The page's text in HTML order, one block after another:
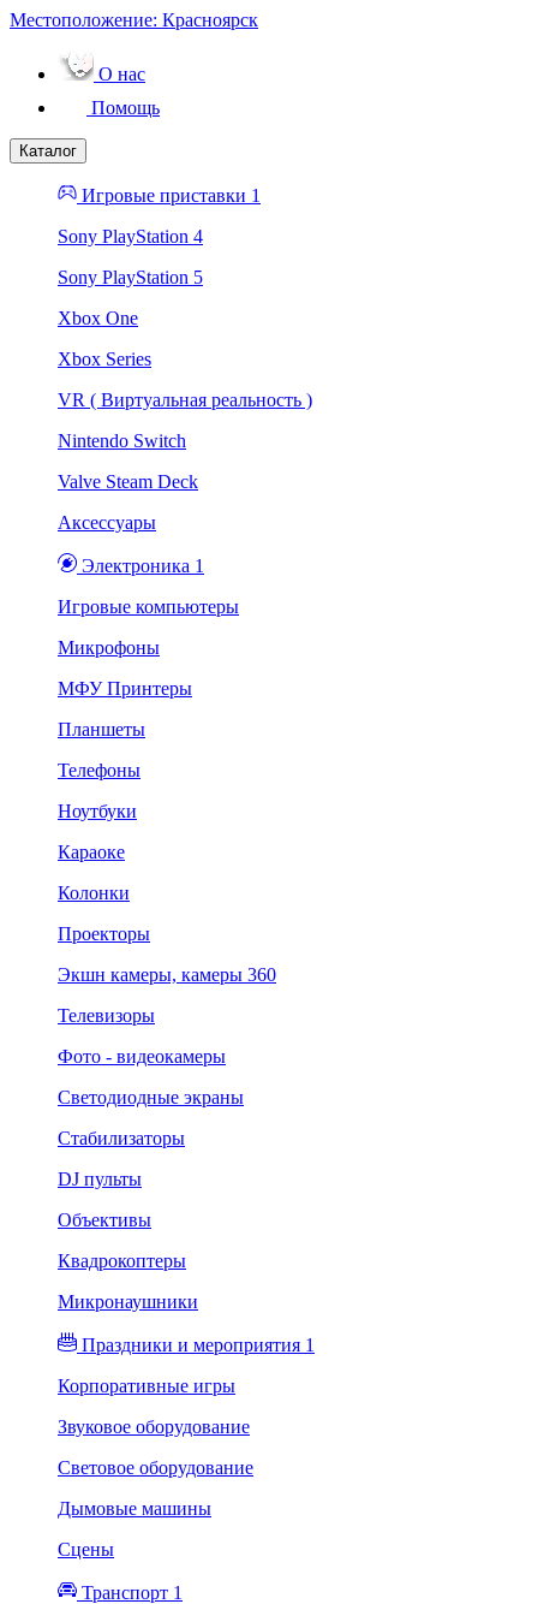
Местоположение: Красноярск
О нас
Помощь
Каталог
Игровые приставки 1
Sony PlayStation 4
Sony PlayStation 5
Xbox One
Xbox Series
VR ( Виртуальная реальность )
Nintendo Switch
Valve Steam Deck
Аксессуары
Электроника 1
Игровые компьютеры
Микрофоны
МФУ Принтеры
Планшеты
Телефоны
Ноутбуки
Караоке
Колонки
Проекторы
Экшн камеры, камеры 360
Телевизоры
Фото - видеокамеры
Светодиодные экраны
Стабилизаторы
DJ пульты
Объективы
Квадрокоптеры
Микронаушники
Праздники и мероприятия 1
Корпоративные игры
Звуковое оборудование
Световое оборудование
Дымовые машины
Сцены
Транспорт 1